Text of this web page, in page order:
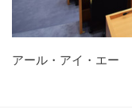
アール・アイ・エー